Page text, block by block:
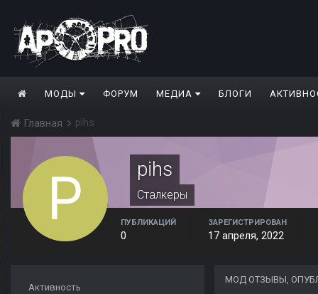
МОДЫ ФОРУМ МЕДИА БЛОГИ
Главная pihs
pihs
Сталкеры
ПУБЛИКАЦИЙ
0
ЗАРЕГИСТРИРОВАН
17 апреля, 2022
Активность
МОД ОТЗЫВЫ,